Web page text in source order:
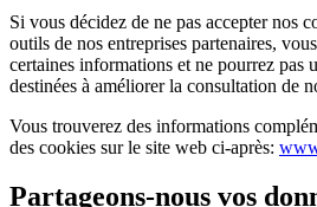
Si vous décidez de ne pas accepter nos
outils de nos entreprises partenaires,
certaines informations et ne pourrez pas
destinées à améliorer la consultation de
Vous trouverez des informations
des cookies sur le site web ci-après:
Partageons-nous vos